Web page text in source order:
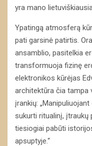
yra mano
Ypatingą atmosferą
pati garsinė patirtis.
ansamblio, pasitelkia
transformuoja fizinę
elektronikos kūrėjas
architektūra čia tampa
įrankių:
sukurti ritualinį, įtraukų
tiesiogiai pabūti
apsuptyje.“